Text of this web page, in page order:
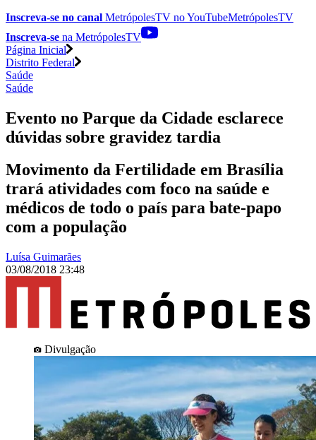
Inscreva-se no canal MetrópolesTV noYouTubeMetrópolesTV
Inscreva-se na MetrópolesTV
Página Inicial
Distrito Federal
Saúde
Saúde
Evento no Parque da Cidade esclarece
dúvidas sobre gravidez tardia
Movimento da Fertilidade em Brasília
trará atividades com foco na saúde e
médicos de todo o país para bate-papo
com a população
Luísa Guimarães
03/08/2018 23:48
Divulgação